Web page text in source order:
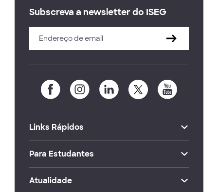
Subscreva a newsletter do ISEG
Links Rápidos
Para Estudantes
Atualidade